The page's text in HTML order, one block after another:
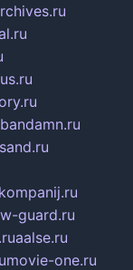
bandamn.ru
guard.ru
aalse.ru
movie-one.ru